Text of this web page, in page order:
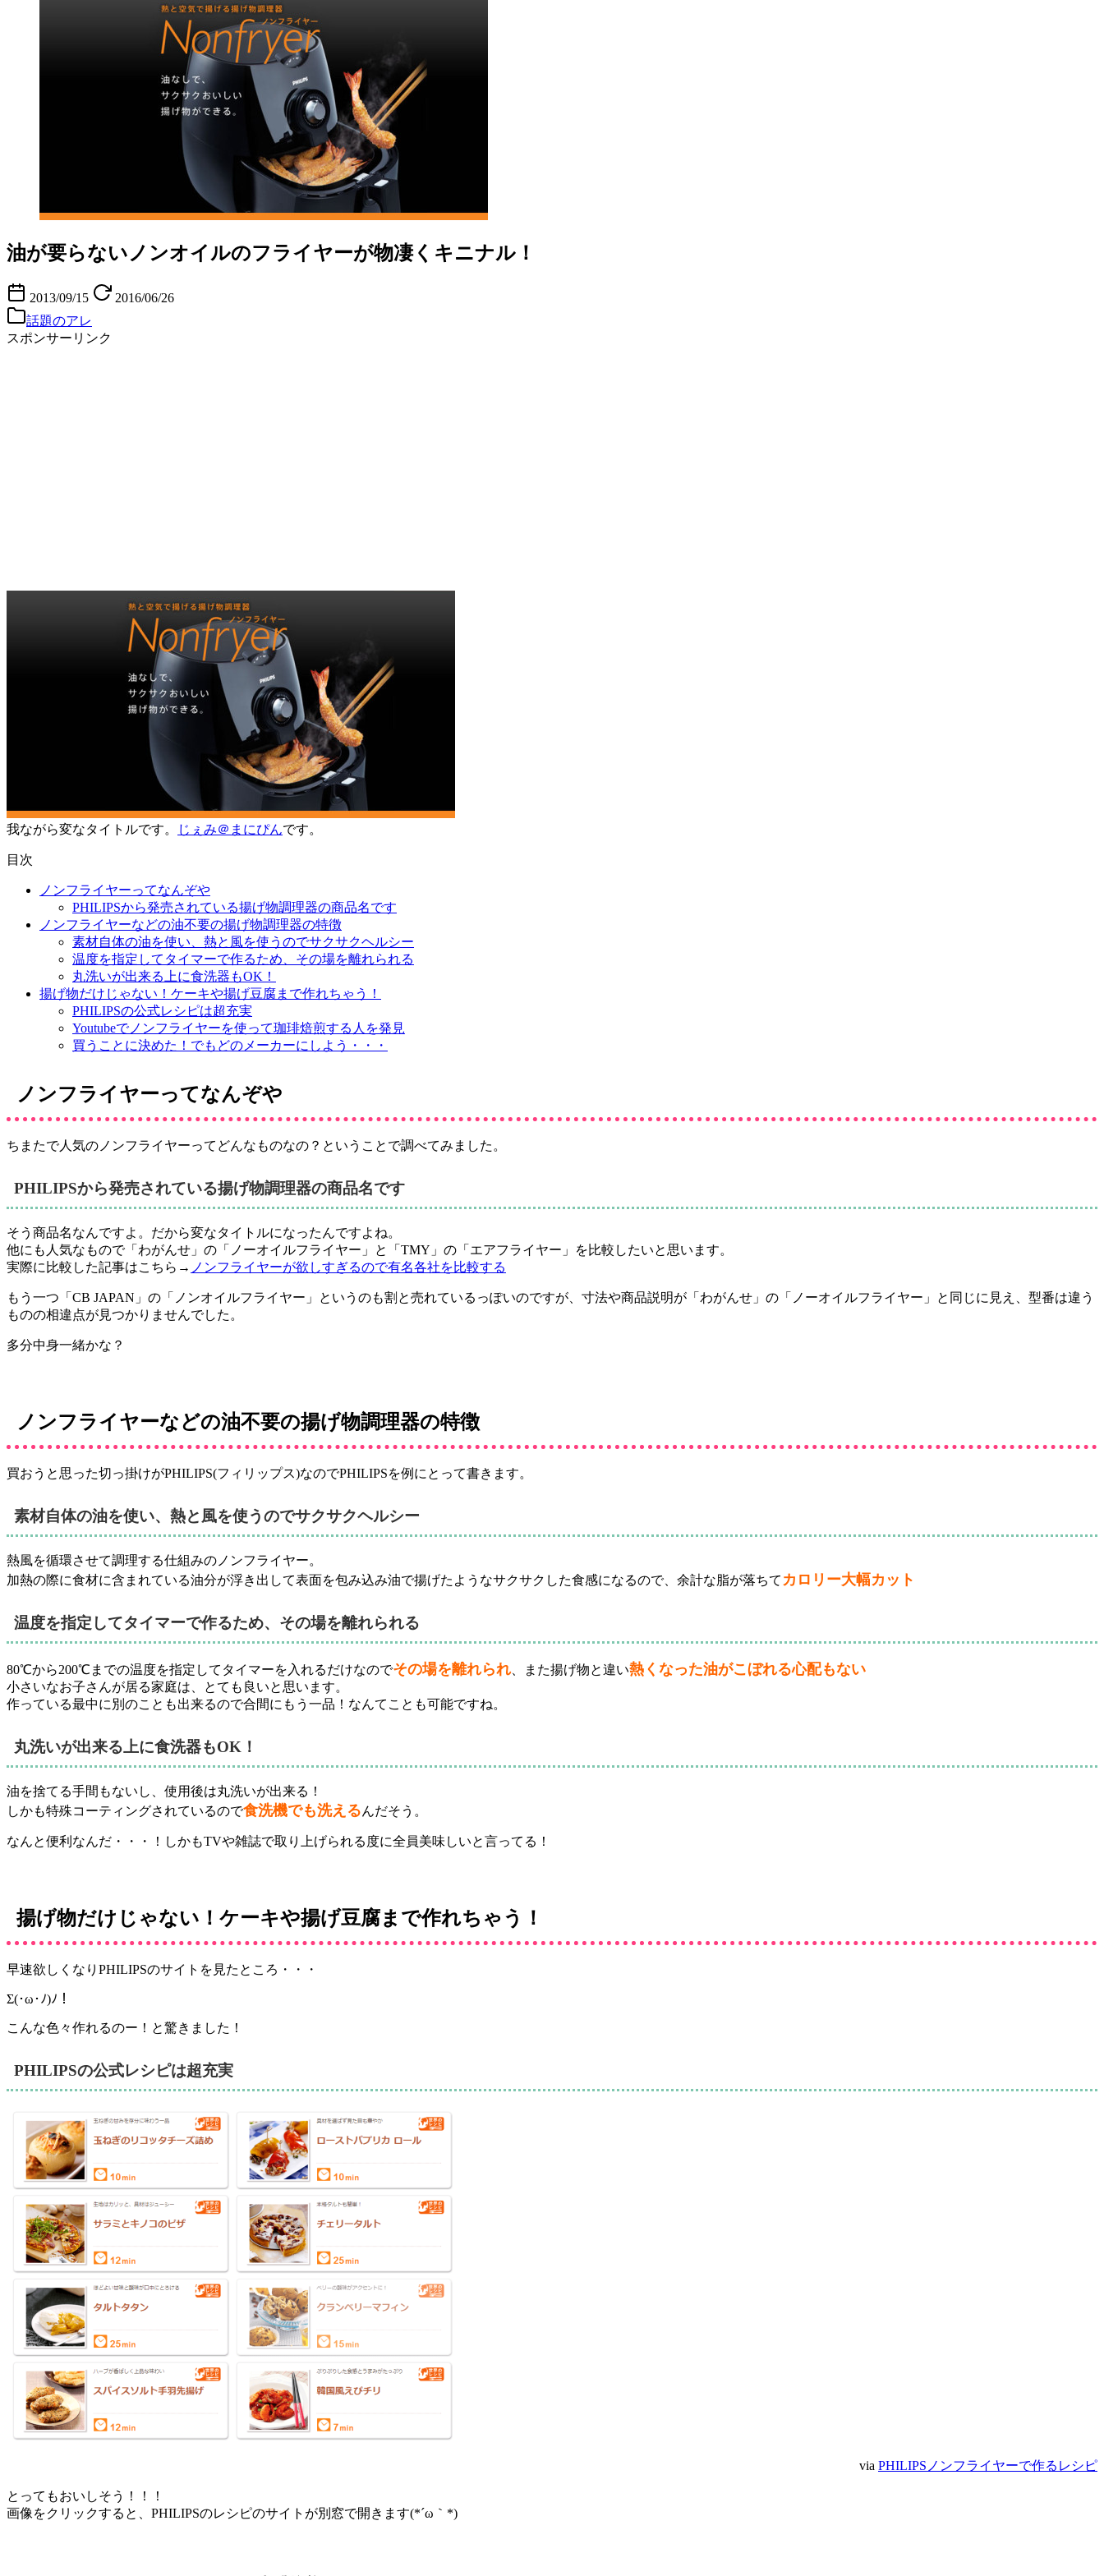
油が要らないノンオイルのフライヤーが物凄くキニナル！
2013/09/15
2016/06/26
話題のアレ
スポンサーリンク
我ながら変なタイトルです。 じぇみ＠まにぴんです。
目次
ノンフライヤーってなんぞや
PHILIPSから発売されている揚げ物調理器の商品名です
ノンフライヤーなどの油不要の揚げ物調理器の特徴
素材自体の油を使い、熱と風を使うのでサクサクヘルシー
温度を指定してタイマーで作るため、その場を離れられる
丸洗いが出来る上に食洗器もOK！
揚げ物だけじゃない！ケーキや揚げ豆腐まで作れちゃう！
PHILIPSの公式レシピは超充実
Youtubeでノンフライヤーを使って珈琲焙煎する人を発見
買うことに決めた！でもどのメーカーにしよう・・・
ノンフライヤーってなんぞや
ちまたで人気のノンフライヤーってどんなものなの？ということで調べてみました。
PHILIPSから発売されている揚げ物調理器の商品名です
そう商品名なんですよ。だから変なタイトルになったんですよね。
他にも人気なもので「わがんせ」の「ノーオイルフライヤー」と「TMY」の「エアフライヤー」を比較したいと思います。
実際に比較した記事はこちら→ ノンフライヤーが欲しすぎるので有名各社を比較する
もう一つ「CB JAPAN」の「ノンオイルフライヤー」というのも割と売れているっぽいのですが、寸法や商品説明が「わがんせ」の「ノーオイルフライヤー」と同じに見え、型番は違う
ものの相違点が見つかりませんでした。
多分中身一緒かな？
ノンフライヤーなどの油不要の揚げ物調理器の特徴
買おうと思った切っ掛けがPHILIPS(フィリップス)なのでPHILIPSを例にとって書きます。
素材自体の油を使い、熱と風を使うのでサクサクヘルシー
熱風を循環させて調理する仕組みのノンフライヤー。
加熱の際に食材に含まれている油分が浮き出して表面を包み込み油で揚げたようなサクサクした食感になるので、余計な脂が落ちて カロリー大幅カット
温度を指定してタイマーで作るため、その場を離れられる
80℃から200℃までの温度を指定してタイマーを入れるだけなのでその場を離れられ、また揚げ物と違い熱くなった油がこぼれる心配もない
小さいなお子さんが居る家庭は、とても良いと思います。
作っている最中に別のことも出来るので合間にもう一品！なんてことも可能ですね。
丸洗いが出来る上に食洗器もOK！
油を捨てる手間もないし、使用後は丸洗いが出来る！
しかも特殊コーティングされているので食洗機でも洗えるんだそう。
なんと便利なんだ・・・！しかもTVや雑誌で取り上げられる度に全員美味しいと言ってる！
揚げ物だけじゃない！ケーキや揚げ豆腐まで作れちゃう！
早速欲しくなりPHILIPSのサイトを見たところ・・・
Σ(･ω･ﾉ)ﾉ！
こんな色々作れるのー！と驚きました！
PHILIPSの公式レシピは超充実
via PHILIPSノンフライヤーで作るレシピ
とってもおいしそう！！！
画像をクリックすると、PHILIPSのレシピのサイトが別窓で開きます(*´ω｀*)